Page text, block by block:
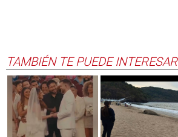
TAMBIÉN TE PUEDE INTERESAR